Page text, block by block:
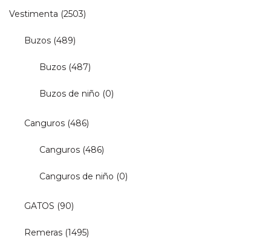
Vestimenta (2503)
Buzos (489)
Buzos (487)
Buzos de niño (0)
Canguros (486)
Canguros (486)
Canguros de niño (0)
GATOS (90)
Remeras (1495)